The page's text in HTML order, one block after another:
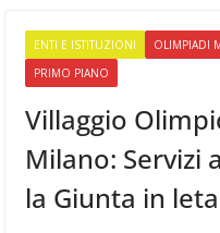
ENTI E ISTITUZIONI
OLIMPIADI
PRIMO PIANO
Villaggio
Milano: Servizi
la Giunta in